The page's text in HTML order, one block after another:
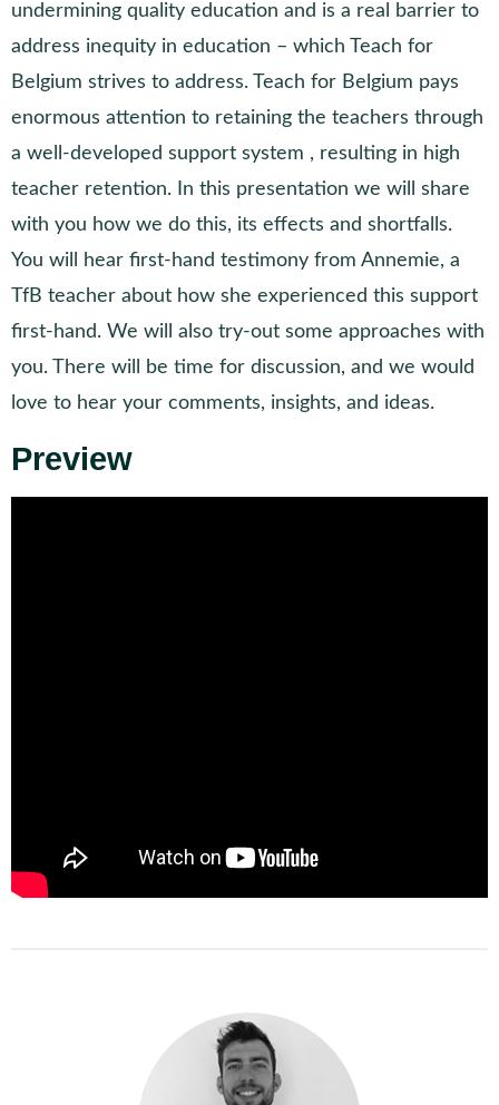
undermining quality education and is a real barrier to
address inequity in education – which Teach for
Belgium strives to address. Teach for Belgium pays
enormous attention to retaining the teachers through
a well-developed support system , resulting in high
teacher retention. In this presentation we will share
with you how we do this, its effects and shortfalls.
You will hear first-hand testimony from Annemie, a
TfB teacher about how she experienced this support
first-hand. We will also try-out some approaches with
you. There will be time for discussion, and we would
love to hear your comments, insights, and ideas.
Preview